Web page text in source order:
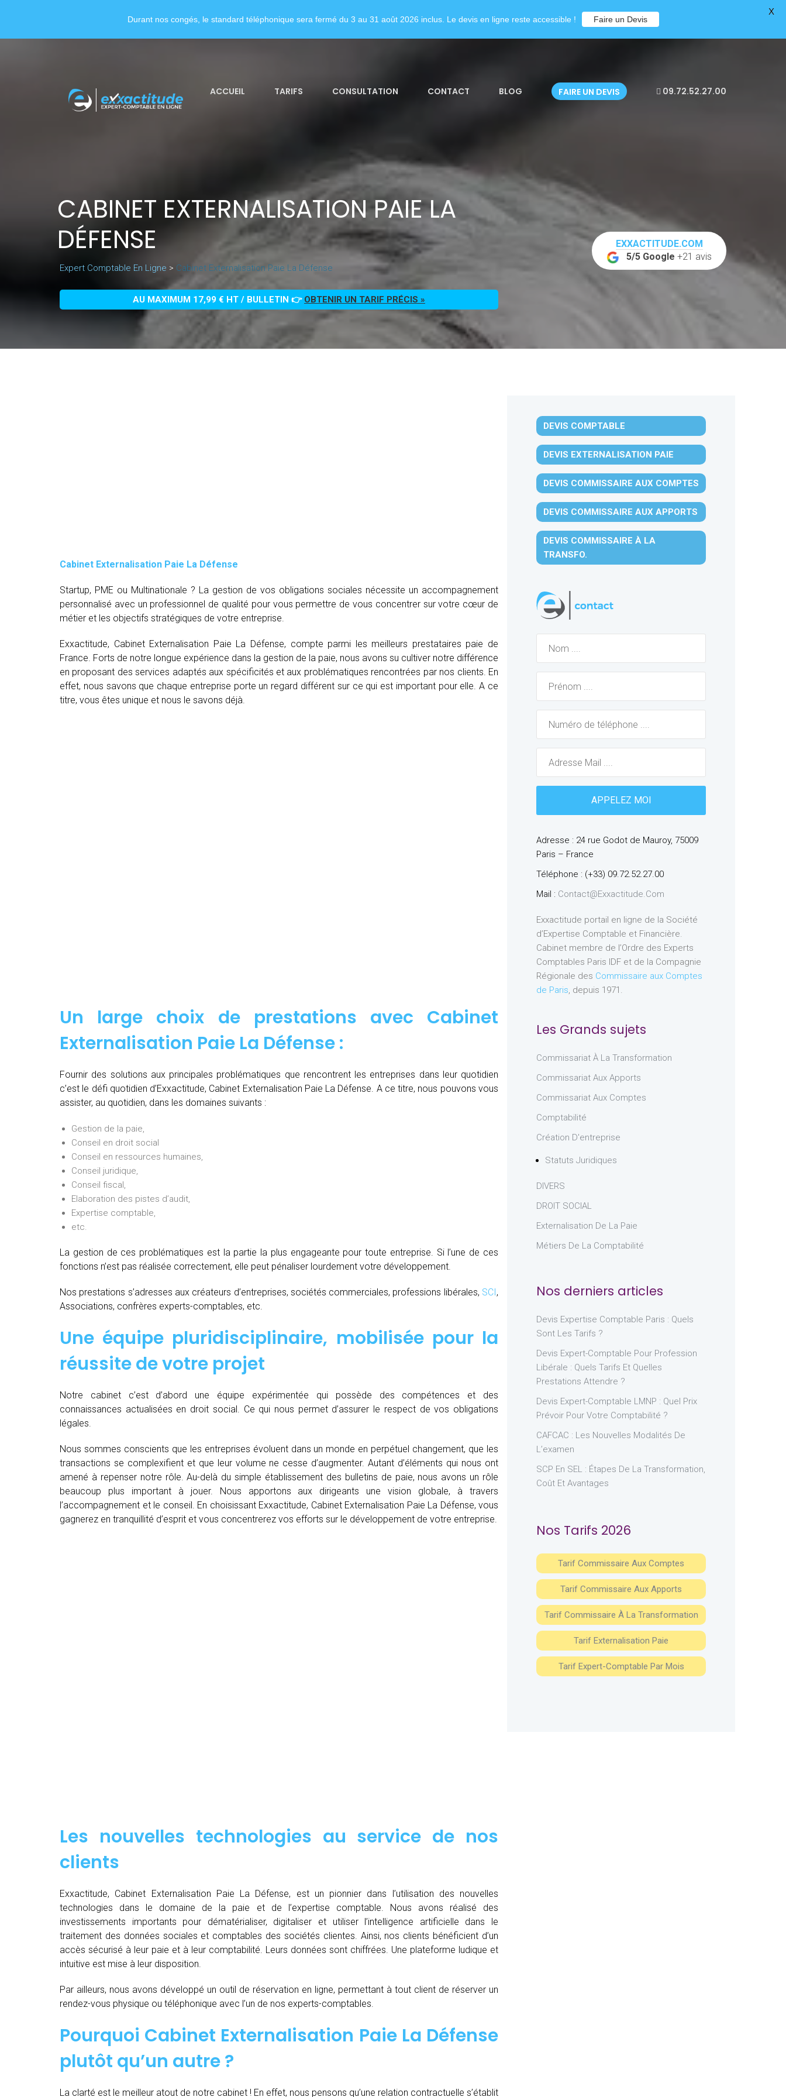
ACCUEIL TARIFS CONSULTATION CONTACT BLOG FAIRE UN DEVIS 09.72.52.27.00
CABINET EXTERNALISATION PAIE LA
DÉFENSE
Expert Comptable En Ligne > Cabinet Externalisation Paie La Défense
AU MAXIMUM 17,99 € HT / BULLETIN 👉 OBTENIR UN TARIF PRÉCIS »
EXXACTITUDE.COM
5/5 Google +21 avis
Cabinet Externalisation Paie La Défense
Startup, PME ou Multinationale ? La gestion de vos obligations sociales nécessite un accompagnement
personnalisé avec un professionnel de qualité pour vous permettre de vous concentrer sur votre cœur de
métier et les objectifs stratégiques de votre entreprise.
Exxactitude, Cabinet Externalisation Paie La Défense, compte parmi les meilleurs prestataires paie de
France. Forts de notre longue expérience dans la gestion de la paie, nous avons su cultiver notre différence
en proposant des services adaptés aux spécificités et aux problématiques rencontrées par nos clients. En
effet, nous savons que chaque entreprise porte un regard différent sur ce qui est important pour elle. A ce
titre, vous êtes unique et nous le savons déjà.
Un large choix de prestations avec Cabinet
Externalisation Paie La Défense :
Fournir des solutions aux principales problématiques que rencontrent les entreprises dans leur quotidien
c’est le défi quotidien d’Exxactitude, Cabinet Externalisation Paie La Défense. A ce titre, nous pouvons vous
assister, au quotidien, dans les domaines suivants :
Gestion de la paie,
Conseil en droit social
Conseil en ressources humaines,
Conseil juridique,
Conseil fiscal,
Elaboration des pistes d’audit,
Expertise comptable,
etc.
La gestion de ces problématiques est la partie la plus engageante pour toute entreprise. Si l’une de ces
fonctions n’est pas réalisée correctement, elle peut pénaliser lourdement votre développement.
Nos prestations s’adresses aux créateurs d’entreprises, sociétés commerciales, professions libérales, SCI,
Associations, confrères experts-comptables, etc.
Une équipe pluridisciplinaire, mobilisée pour la
réussite de votre projet
Notre cabinet c’est d’abord une équipe expérimentée qui possède des compétences et des
connaissances actualisées en droit social. Ce qui nous permet d’assurer le respect de vos obligations
légales.
Nous sommes conscients que les entreprises évoluent dans un monde en perpétuel changement, que les
transactions se complexifient et que leur volume ne cesse d’augmenter. Autant d’éléments qui nous ont
amené à repenser notre rôle. Au-delà du simple établissement des bulletins de paie, nous avons un rôle
beaucoup plus important à jouer. Nous apportons aux dirigeants une vision globale, à travers
l’accompagnement et le conseil. En choisissant Exxactitude, Cabinet Externalisation Paie La Défense, vous
gagnerez en tranquillité d’esprit et vous concentrerez vos efforts sur le développement de votre entreprise.
Les nouvelles technologies au service de nos
clients
Exxactitude, Cabinet Externalisation Paie La Défense, est un pionnier dans l’utilisation des nouvelles
technologies dans le domaine de la paie et de l’expertise comptable. Nous avons réalisé des
investissements importants pour dématérialiser, digitaliser et utiliser l’intelligence artificielle dans le
traitement des données sociales et comptables des sociétés clientes. Ainsi, nos clients bénéficient d’un
accès sécurisé à leur paie et à leur comptabilité. Leurs données sont chiffrées. Une plateforme ludique et
intuitive est mise à leur disposition.
Par ailleurs, nous avons développé un outil de réservation en ligne, permettant à tout client de réserver un
rendez-vous physique ou téléphonique avec l’un de nos experts-comptables.
Pourquoi Cabinet Externalisation Paie La Défense
plutôt qu’un autre ?
La clarté est le meilleur atout de notre cabinet ! En effet, nous pensons qu’une relation contractuelle s’établit
DEVIS COMPTABLE
DEVIS EXTERNALISATION PAIE
DEVIS COMMISSAIRE AUX COMPTES
DEVIS COMMISSAIRE AUX APPORTS
DEVIS COMMISSAIRE À LA
TRANSFO.
Adresse : 24 rue Godot de Mauroy, 75009
Paris – France
Téléphone : (+33) 09.72.52.27.00
Mail : Contact@exxactitude.com
Exxactitude portail en ligne de la Société
d’Expertise Comptable et Financière.
Cabinet membre de l’Ordre des Experts
Comptables Paris IDF et de la Compagnie
Régionale des Commissaire aux Comptes
de Paris, depuis 1971.
Les Grands sujets
Commissariat À La Transformation
Commissariat Aux Apports
Commissariat Aux Comptes
Comptabilité
Création D'entreprise
Statuts Juridiques
DIVERS
DROIT SOCIAL
Externalisation De La Paie
Métiers De La Comptabilité
Nos derniers articles
Devis Expertise Comptable Paris : Quels
Sont Les Tarifs ?
Devis Expert-Comptable Pour Profession
Libérale : Quels Tarifs Et Quelles
Prestations Attendre ?
Devis Expert-Comptable LMNP : Quel Prix
Prévoir Pour Votre Comptabilité ?
CAFCAC : Les Nouvelles Modalités De
L’examen
SCP En SEL : Étapes De La Transformation,
Coût Et Avantages
Nos Tarifs 2026
Tarif Commissaire Aux Comptes
Tarif Commissaire Aux Apports
Tarif Commissaire À La Transformation
Tarif Externalisation Paie
Tarif Expert-Comptable Par Mois
Durant nos congés, le standard téléphonique sera fermé du 3 au 31 août 2026 inclus. Le devis en ligne reste accessible ! Faire un Devis
X